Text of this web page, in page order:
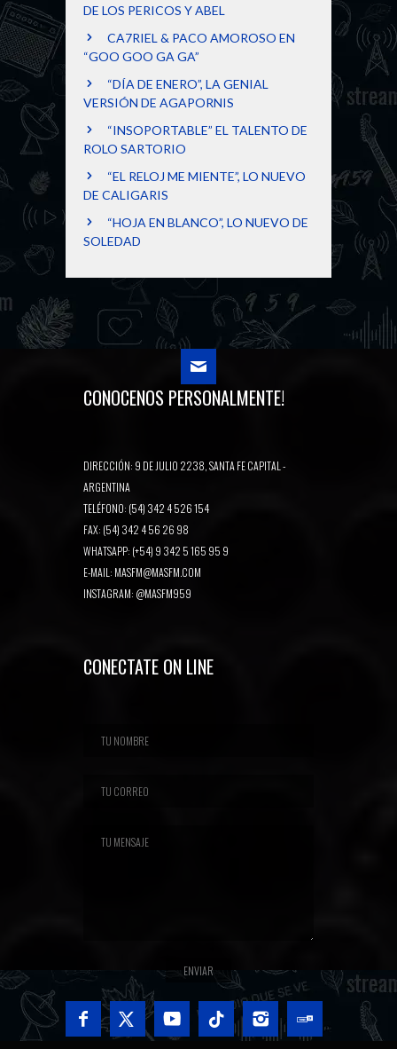
DE LOS PERICOS Y ABEL
CA7RIEL & PACO AMOROSO EN
“GOO GOO GA GA”
“DÍA DE ENERO”, LA GENIAL
VERSIÓN DE AGAPORNIS
“INSOPORTABLE” EL TALENTO DE
ROLO SARTORIO
“EL RELOJ ME MIENTE”, LO NUEVO
DE CALIGARIS
“HOJA EN BLANCO”, LO NUEVO DE
SOLEDAD
CONOCENOS PERSONALMENTE!
DIRECCIÓN: 9 DE JULIO 2238, SANTA FE CAPITAL -
ARGENTINA
TELÉFONO: (54) 342 4 526 154
FAX: (54) 342 4 56 26 98
WHATSAPP: (+54) 9 342 5 165 95 9
E-MAIL: MASFM@MASFM.COM
INSTAGRAM: @MASFM959
CONECTATE ON LINE